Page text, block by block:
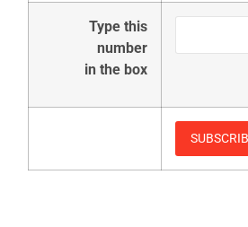
Type this
number
in the box